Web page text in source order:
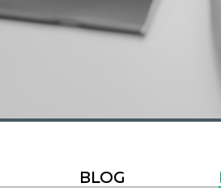
BLOG